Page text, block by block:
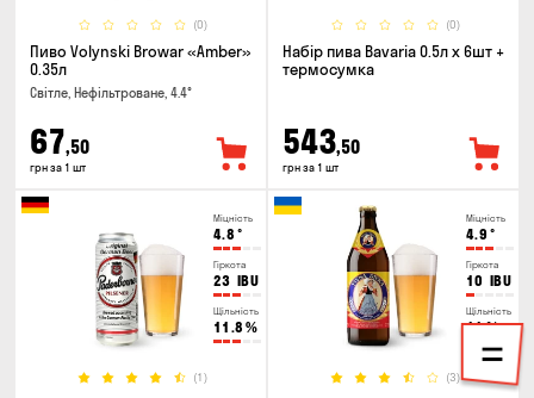
(0)
Пиво Volynski Browar «Amber»
0.35л
Світле, Нефільтроване, 4.4°
67,50
грн за 1 шт
(0)
Набір пива Bavaria 0.5л х 6шт +
термосумка
543,50
грн за 1 шт
Міцність
4.8 °
Гіркота
23 IBU
Щільність
11.8 %
(1)
Міцність
4.9 °
Гіркота
10 IBU
Щільність
11%
(3)